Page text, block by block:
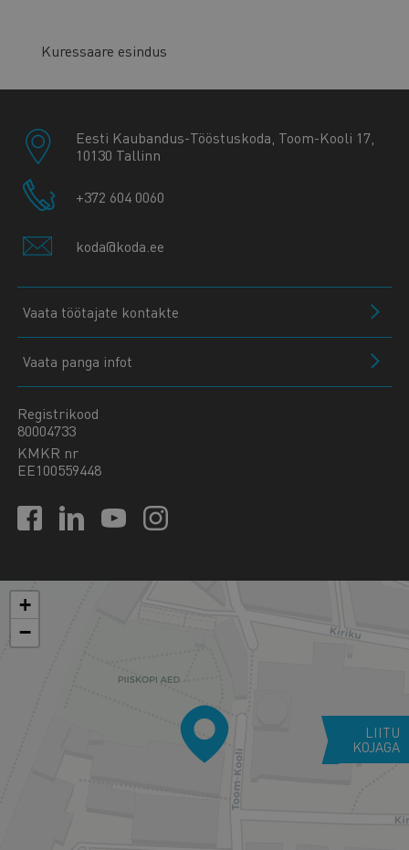
Kuressaare esindus
Eesti Kaubandus-Tööstuskoda, Toom-Kooli 17,
10130 Tallinn
+372 604 0060
koda@koda.ee
Vaata töötajate kontakte
Vaata panga infot
Registrikood
80004733
KMKR nr
EE100559448
+
−
LIITU
KOJAGA